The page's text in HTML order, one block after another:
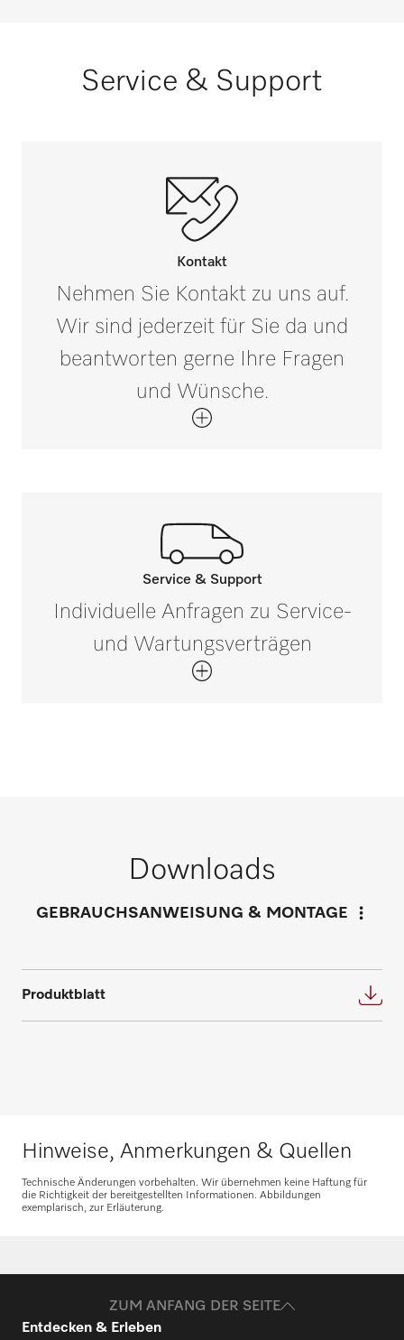
Service & Support
Kontakt
Nehmen Sie Kontakt zu uns auf.
Wir sind jederzeit für Sie da und
beantworten gerne Ihre Fragen
und Wünsche.
Rufen Sie unsere Experten an.
Wenn Sie Fragen haben oder weitere
Informationen benötigen, kontaktieren Sie
uns bitte unter 0 52 41 22 44 644*
Individuellen Beratungstermin
Fordern Sie Ihren persönlichen
Beratungstermin für eine individuelle
Ersatzteile anfragen
Service & Support
Individuelle Anfragen zu Service-
und Wartungsverträgen
Wartungsverträge
tragen zum Erhalt des Gerätewertes und
Downloads
GEBRAUCHSANWEISUNG & MONTAGE
Produktblatt
Hinweise, Anmerkungen & Quellen
Technische Änderungen vorbehalten. Wir übernehmen keine Haftung für
die Richtigkeit der bereitgestellten Informationen. Abbildungen
exemplarisch, zur Erläuterung.
ZUM ANFANG DER SEITE
Entdecken & Erleben